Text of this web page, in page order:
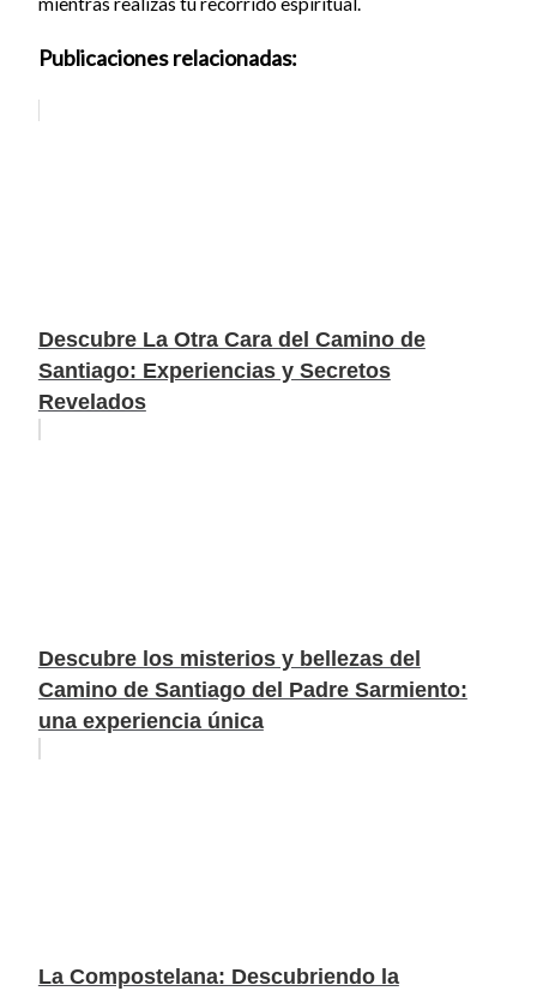
Publicaciones relacionadas:
Descubre La Otra Cara del Camino de
Santiago: Experiencias y Secretos
Revelados
Descubre los misterios y bellezas del
Camino de Santiago del Padre Sarmiento:
una experiencia única
La Compostelana: Descubriendo la